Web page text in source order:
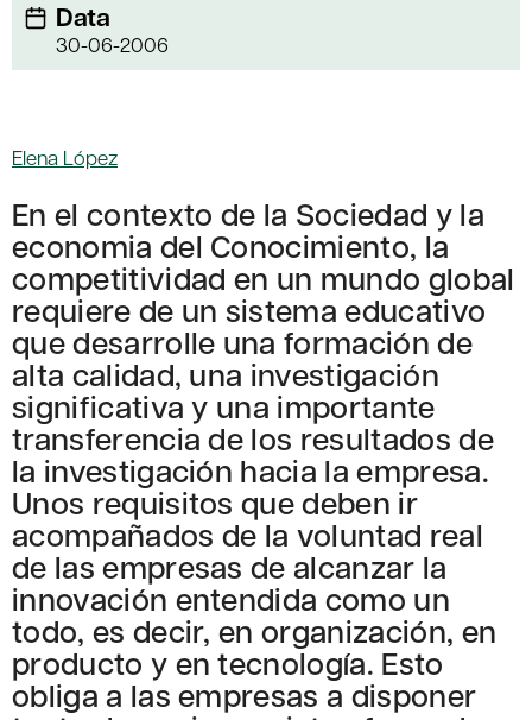
Data
30-06-2006
Elena López
En el contexto de la Sociedad y la
economia del Conocimiento, la
competitividad en un mundo global
requiere de un sistema educativo
que desarrolle una formación de
alta calidad, una investigación
significativa y una importante
transferencia de los resultados de
la investigación hacia la empresa.
Unos requisitos que deben ir
acompañados de la voluntad real
de las empresas de alcanzar la
innovación entendida como un
todo, es decir, en organización, en
producto y en tecnología. Esto
obliga a las empresas a disponer